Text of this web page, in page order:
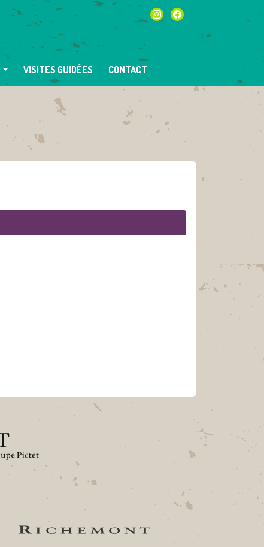
instagramfacebook
VISITES GUIDÉES CONTACT